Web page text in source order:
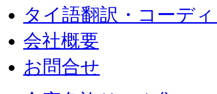
タイ語翻訳・コーデ
会社概要
お問合せ